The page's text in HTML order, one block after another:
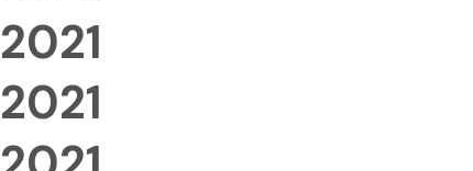
2021
2021